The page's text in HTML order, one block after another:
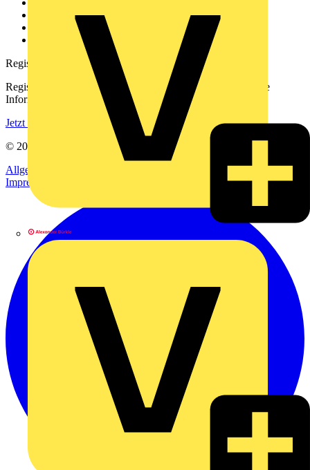
Downloadbereich (PDFs)
Häufig gestellte Fragen
voltimum.com
Registrierung
Registrieren Sie sich kostenlos und erhalten Sie stets aktuelle
Informationen aus der Elektroindustrie.
Jetzt registrieren
© 2002-
Allgemeine Geschäftsbedingungen
Datenschutzerklärung
Impressum